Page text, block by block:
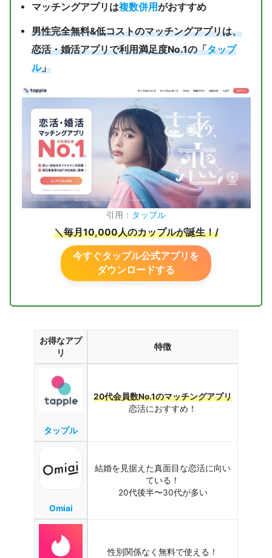
マッチングアプリは複数併用がおすすめ
男性完全無料&低コストのマッチングアプリは、
恋活・婚活アプリで利用満足度No.1の「タップ
ル」
引用： タップル
＼毎月10,000人のカップルが誕生！/
今すぐタップル公式アプリを
ダウンロードする
お得なアプ
リ
特徴
タップル
20代会員数No.1のマッチングアプリ
恋活におすすめ！
Omiai
結婚を見据えた真面目な恋活に向い
ている！
20代後半〜30代が多い
性別関係なく無料で使える！